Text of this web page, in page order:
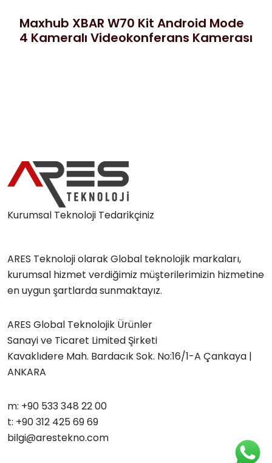
Maxhub XBAR W70 Kit Android Mode
4 Kameralı Videokonferans Kamerası
Kurumsal Teknoloji Tedarikçiniz
ARES Teknoloji olarak Global teknolojik markaları,
kurumsal hizmet verdiğimiz müşterilerimizin hizmetine
en uygun şartlarda sunmaktayız.
ARES Global Teknolojik Ürünler
Sanayi ve Ticaret Limited Şirketi
Kavaklıdere Mah. Bardacık Sok. No:16/1-A Çankaya |
ANKARA
m: +90 533 348 22 00
t: +90 312 425 69 69
bilgi@arestekno.com